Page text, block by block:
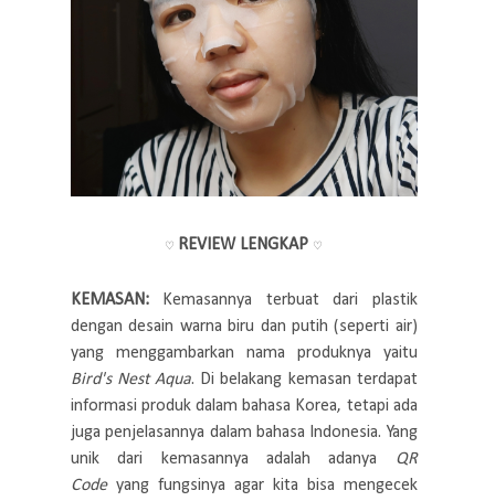
♡ REVIEW LENGKAP ♡
KEMASAN:
Kemasannya terbuat dari plastik
dengan desain warna biru dan putih (seperti air)
yang menggambarkan nama produknya yaitu
Bird's Nest Aqua. Di belakang kemasan terdapat
informasi produk dalam bahasa Korea, tetapi ada
juga penjelasannya dalam bahasa Indonesia. Yang
unik dari kemasannya adalah adanya QR
Code yang fungsinya agar kita bisa mengecek